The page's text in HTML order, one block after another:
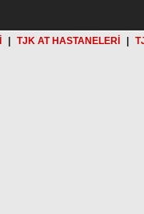
TJK AT HASTANELERİ